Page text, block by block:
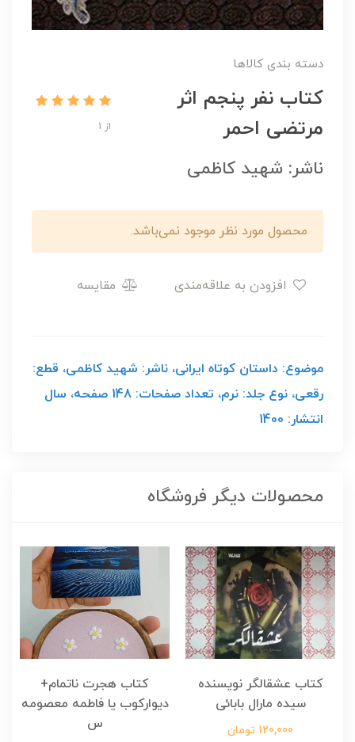
دسته بندی کالاها
کتاب نفر پنجم اثر
مرتضی احمر
از 1
ناشر: شهید کاظمی
محصول مورد نظر موجود نمی‌باشد.
مقایسه
موضوع: داستان کوتاه ایرانی، ناشر: شهید کاظمی، قطع:
رقعی، نوع جلد: نرم، تعداد صفحات: 148 صفحه، سال
انتشار: 1400
محصولات دیگر فروشگاه
کتاب عشقالگر نویسنده
سیده مارال بابائی
120,000 تومان
کتاب هجرت ناتمام+
دیوارکوب یا فاطمه معصومه
س